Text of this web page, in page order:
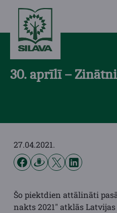
30. aprīlī –
27.04.2021.
Šo piektdien attālināti
nakts 2021" atklās